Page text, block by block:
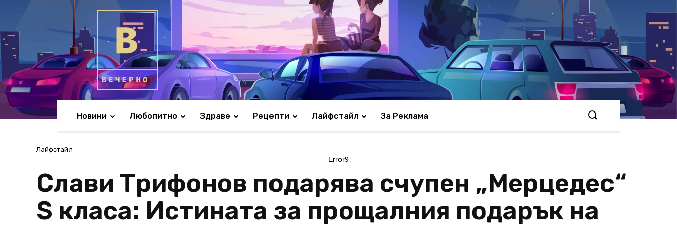
Новини Любопитно Здраве Рецепти Лайфстайл За Реклама
Лайфстайл
Error9
Слави Трифонов подарява счупен „Мерцедес“
S класа: Истината за прощалния подарък на